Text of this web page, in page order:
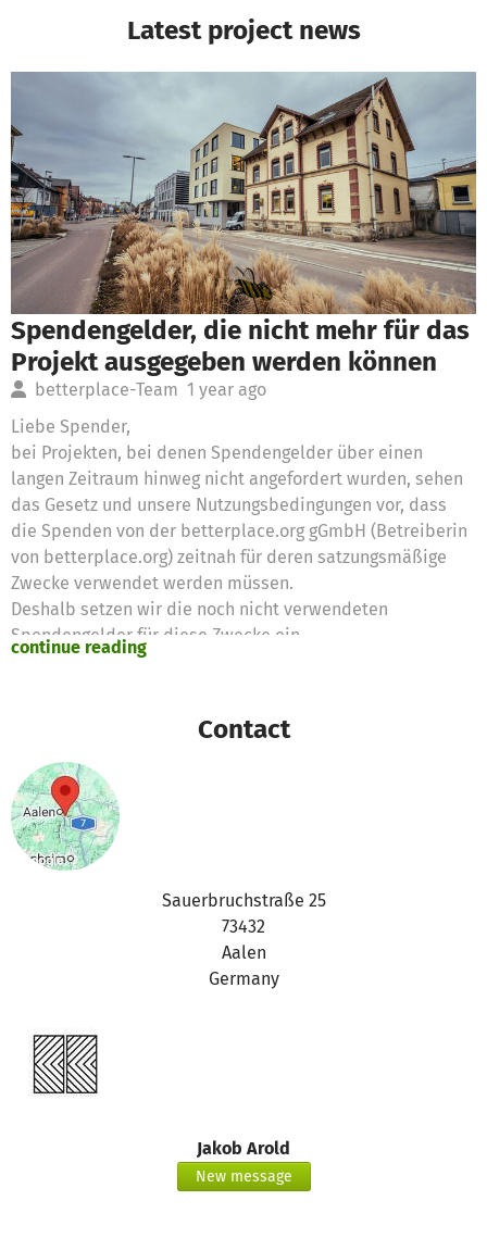
Latest project news
Spendengelder, die nicht mehr für das
Projekt ausgegeben werden können
betterplace-Team 1 year ago
Liebe Spender,
bei Projekten, bei denen Spendengelder über einen
langen Zeitraum hinweg nicht angefordert wurden, sehen
das Gesetz und unsere Nutzungsbedingungen vor, dass
die Spenden von der betterplace.org gGmbH (Betreiberin
von betterplace.org) zeitnah für deren satzungsmäßige
Zwecke verwendet werden müssen.
Deshalb setzen wir die noch nicht verwendeten
Spendengelder für diese Zwecke ein
Vielen Dank für eure Unterstützung,
continue reading
Contact
Sauerbruchstraße 25
73432
Aalen
Germany
Jakob Arold
New message